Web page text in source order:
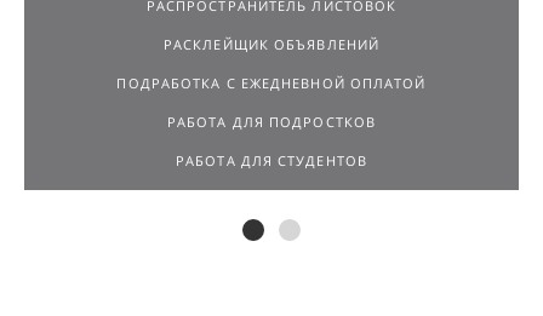
РАСПРОСТРАНИТЕЛЬ ЛИСТОВОК
РАСКЛЕЙЩИК ОБЪЯВЛЕНИЙ
ПОДРАБОТКА С ЕЖЕДНЕВНОЙ ОПЛАТОЙ
РАБОТА ДЛЯ ПОДРОСТКОВ
РАБОТА ДЛЯ СТУДЕНТОВ